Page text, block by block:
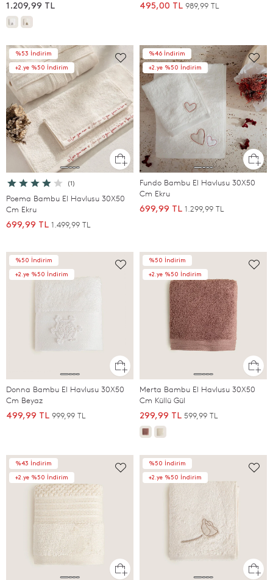
1.209,99 TL 495,00 TL 989,99 TL
%53 İndirim
+2.ye %50 İndirim
(1)
Poema Bambu El Havlusu 30X50
Cm Ekru
699,99 TL 1.499,99 TL
%46 İndirim
+2.ye %50 İndirim
Fundo Bambu El Havlusu 30X50
Cm Ekru
699,99 TL 1.299,99 TL
%50 İndirim
+2.ye %50 İndirim
Donna Bambu El Havlusu 30X50
Cm Beyaz
499,99 TL 999,99 TL
%50 İndirim
+2.ye %50 İndirim
Merta Bambu El Havlusu 30X50
Cm Küllü Gül
299,99 TL 599,99 TL
%43 İndirim
+2.ye %50 İndirim
%50 İndirim
+2.ye %50 İndirim